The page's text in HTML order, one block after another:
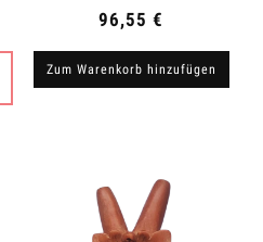
96,55 €
Zum Warenkorb hinzufügen